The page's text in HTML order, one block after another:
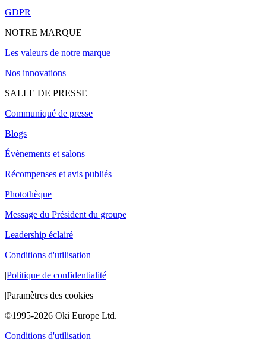
GDPR
NOTRE MARQUE
Les valeurs de notre marque
Nos innovations
SALLE DE PRESSE
Communiqué de presse
Blogs
Évènements et salons
Récompenses et avis publiés
Photothèque
Message du Président du groupe
Leadership éclairé
Conditions d'utilisation
|Politique de confidentialité
|Paramètres des cookies
©1995-2026 Oki Europe Ltd.
Conditions d'utilisation